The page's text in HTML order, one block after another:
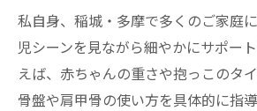
私自身、稲城・多摩で多くのご家庭
児シーンを見ながら細やかにサポー
えば、赤ちゃんの重さや抱っこのタ
骨盤や肩甲骨の使い方を具体的に指